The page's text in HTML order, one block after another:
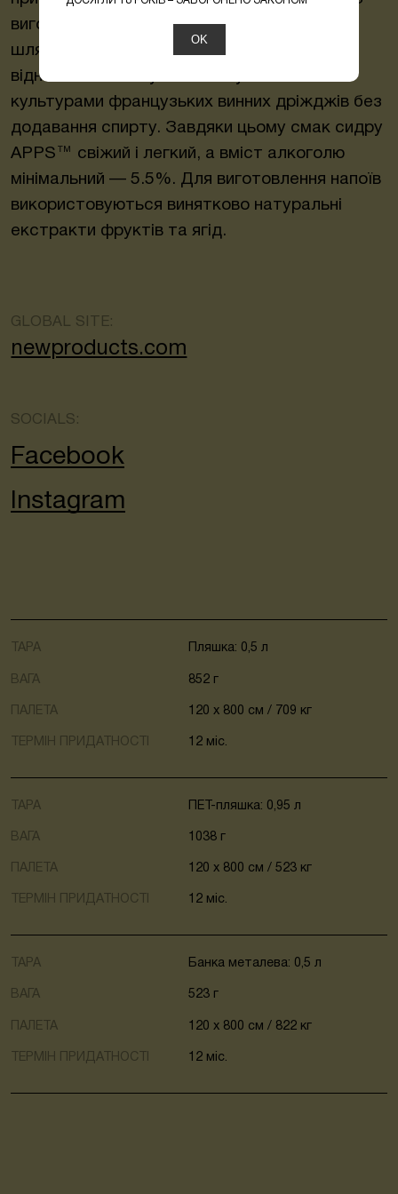
виготовляється за класичною технологією
шляхом природного зброджування
відновленого яблучного соку чистими
культурами французьких винних дріжджів без
додавання спирту. Завдяки цьому смак сидру
APPS™ свіжий і легкий, а вміст алкоголю
мінімальний — 5.5%. Для виготовлення напоїв
використовуються винятково натуральні
екстракти фруктів та ягід.
GLOBAL SITE:
newproducts.com
SOCIALS:
Facebook
Instagram
ТАРА Пляшка: 0,5 л
ВАГА 852 г
ПАЛЕТА 120 x 800 cм / 709 кг
ТЕРМІН ПРИДАТНОСТІ 12 міс.
ТАРА ПЕТ-пляшка: 0,95 л
ВАГА 1038 г
ПАЛЕТА 120 x 800 cм / 523 кг
ТЕРМІН ПРИДАТНОСТІ 12 міс.
ТАРА Банка металева: 0,5 л
ВАГА 523 г
ПАЛЕТА 120 x 800 cм / 822 кг
ТЕРМІН ПРИДАТНОСТІ 12 міс.
OK